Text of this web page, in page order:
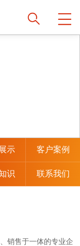
示 客户案例
识 联系我们
销售于一体的专业企